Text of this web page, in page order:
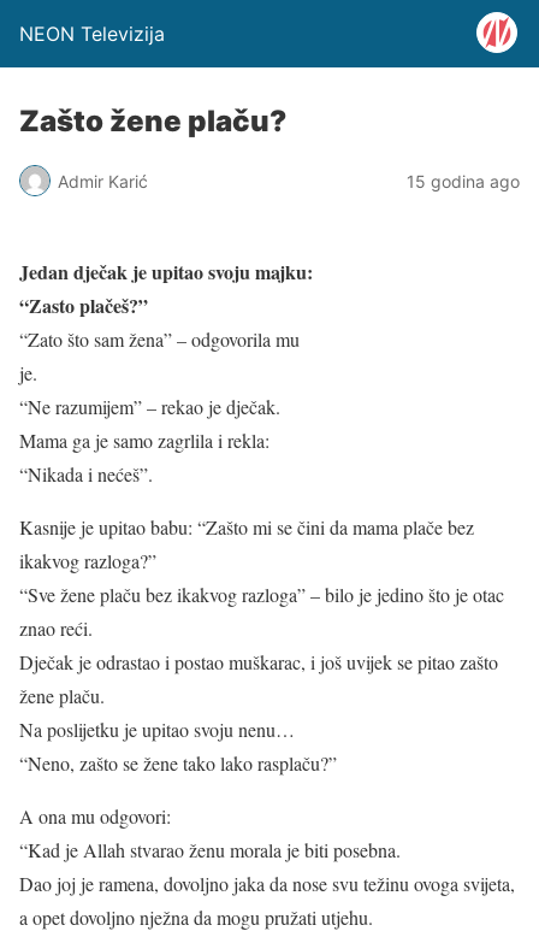
NEON Televizija
Zašto žene plaču?
Admir Karić 15 godina ago
Jedan dječak je upitao svoju majku:
“Zasto plačeš?”
“Zato što sam žena” – odgovorila mu
je.
“Ne razumijem” – rekao je dječak.
Mama ga je samo zagrlila i rekla:
“Nikada i nećeš”.
Kasnije je upitao babu: “Zašto mi se čini da mama plače bez
ikakvog razloga?”
“Sve žene plaču bez ikakvog razloga” – bilo je jedino što je otac
znao reći.
Dječak je odrastao i postao muškarac, i još uvijek se pitao zašto
žene plaču.
Na poslijetku je upitao svoju nenu…
“Neno, zašto se žene tako lako rasplaču?”
A ona mu odgovori:
“Kad je Allah stvarao ženu morala je biti posebna.
Dao joj je ramena, dovoljno jaka da nose svu težinu ovoga svijeta,
a opet dovoljno nježna da mogu pružati utjehu.